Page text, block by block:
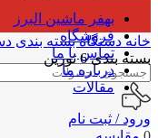
بهفر ماشین البرز
فروشگاه
تماس با ما
درباره ما
مقالات
ورود / ثبت نام
خانهدستگاه بسته بندی
بسته بندی 6 توزین